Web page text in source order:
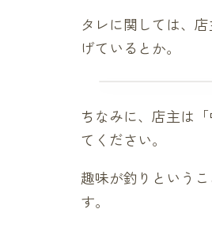
タレに関しては、
げているとか。
ちなみに、店主は
てください。
趣味が釣りという
す。